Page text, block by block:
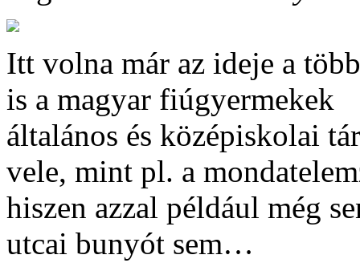
Itt volna már az ideje a
is a magyar fiúgyermekek
általános és középiskolai
vele, mint pl. a
hiszen azzal például még
utcai bunyót sem…